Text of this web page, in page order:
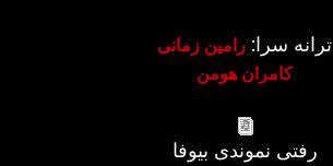
ترانه سرا: رامین زمانی
کامران هومن
رفتی نموندی بیوفا